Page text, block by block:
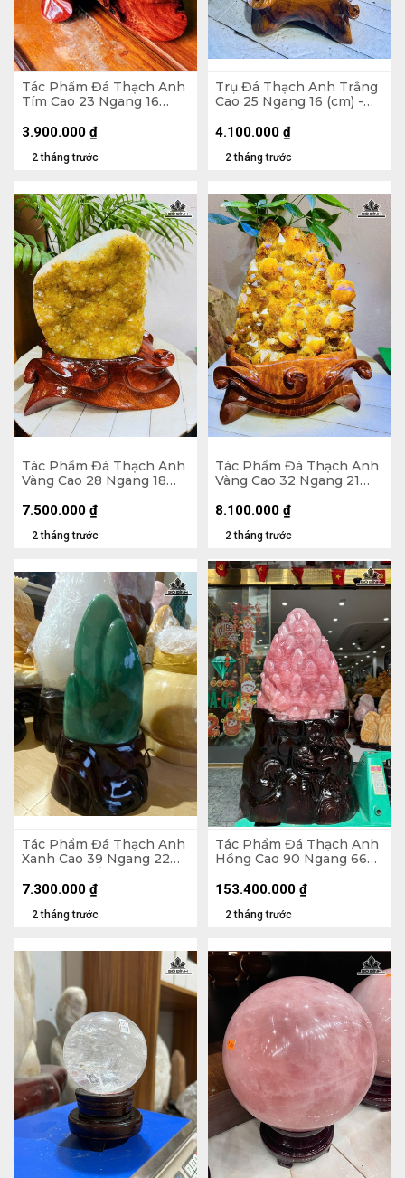
Tác Phẩm Đá Thạch Anh
Tím Cao 23 Ngang 16
2 tháng trước
3.900.000 ₫
Trụ Đá Thạch Anh Trắng
Cao 25 Ngang 16 (cm) -
6,2kg Cả Đế
2 tháng trước
4.100.000 ₫
Tác Phẩm Đá Thạch Anh
Vàng Cao 28 Ngang 18
2 tháng trước
7.500.000 ₫
Tác Phẩm Đá Thạch Anh
Vàng Cao 32 Ngang 21
2 tháng trước
8.100.000 ₫
Tác Phẩm Đá Thạch Anh
Xanh Cao 39 Ngang 22
(cm) - Cả Đế Cao 56 -
19,5kg
2 tháng trước
7.300.000 ₫
Tác Phẩm Đá Thạch Anh
Hồng Cao 90 Ngang 66
Sâu 39 (cm) - Cả Đế Cao
142 - 293kg
2 tháng trước
153.400.000 ₫